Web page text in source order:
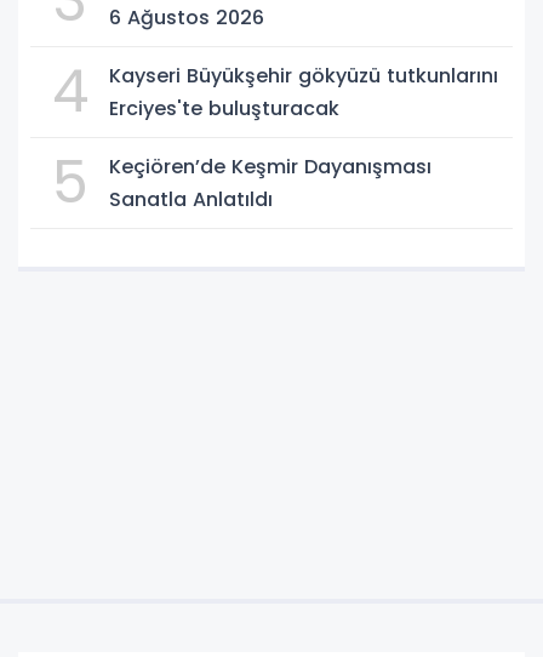
6 Ağustos 2026
4
Kayseri Büyükşehir gökyüzü tutkunlarını
Erciyes'te buluşturacak
5
Keçiören’de Keşmir Dayanışması
Sanatla Anlatıldı